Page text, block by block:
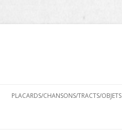
PLACARDS/CHANSONS/TRACTS/OBJETS